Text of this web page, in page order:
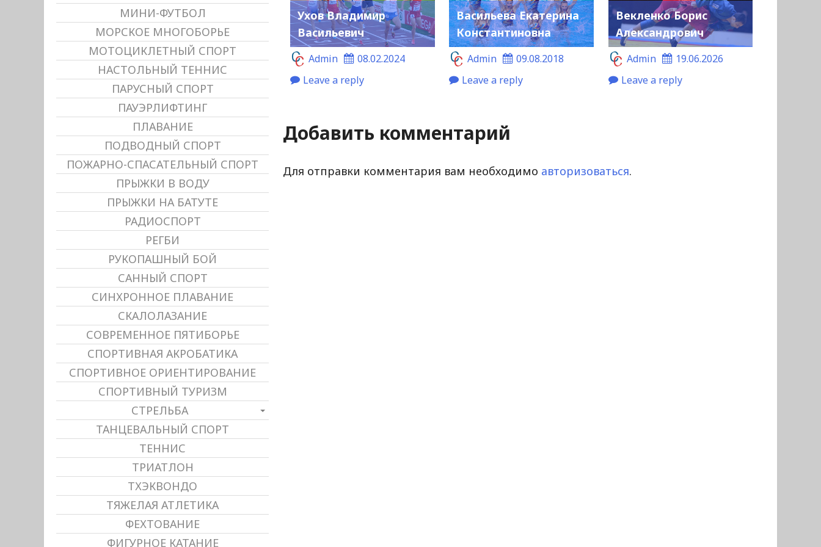
Ухов Владимир
Васильевич
Admin
08.02.2024
Leave a reply
Васильева Екатерина
Константиновна
Admin
09.08.2018
Leave a reply
Векленко Борис
Александрович
Admin
19.06.2026
Leave a reply
Добавить комментарий
Для отправки комментария вам необходимо авторизоваться.
МИНИ-ФУТБОЛ
МОРСКОЕ МНОГОБОРЬЕ
МОТОЦИКЛЕТНЫЙ СПОРТ
НАСТОЛЬНЫЙ ТЕННИС
ПАРУСНЫЙ СПОРТ
ПАУЭРЛИФТИНГ
ПЛАВАНИЕ
ПОДВОДНЫЙ СПОРТ
ПОЖАРНО-СПАСАТЕЛЬНЫЙ СПОРТ
ПРЫЖКИ В ВОДУ
ПРЫЖКИ НА БАТУТЕ
РАДИОСПОРТ
РЕГБИ
РУКОПАШНЫЙ БОЙ
САННЫЙ СПОРТ
СИНХРОННОЕ ПЛАВАНИЕ
СКАЛОЛАЗАНИЕ
СОВРЕМЕННОЕ ПЯТИБОРЬЕ
СПОРТИВНАЯ АКРОБАТИКА
СПОРТИВНОЕ ОРИЕНТИРОВАНИЕ
СПОРТИВНЫЙ ТУРИЗМ
СТРЕЛЬБА
ТАНЦЕВАЛЬНЫЙ СПОРТ
ТЕННИС
ТРИАТЛОН
ТХЭКВОНДО
ТЯЖЕЛАЯ АТЛЕТИКА
ФЕХТОВАНИЕ
ФИГУРНОЕ КАТАНИЕ